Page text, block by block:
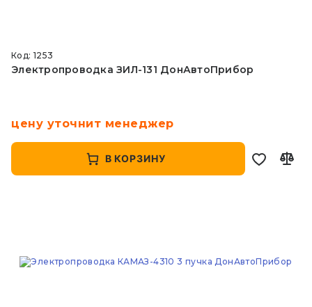
Код: 1253
Электропроводка ЗИЛ-131 ДонАвтоПрибор
цену уточнит менеджер
В КОРЗИНУ